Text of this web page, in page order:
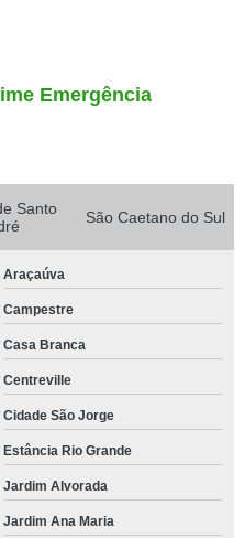
Emergência
Santo
São Caetano do Sul
Araçaúva
Campestre
Casa Branca
Centreville
Cidade São Jorge
Estância Rio Grande
Jardim Alvorada
Jardim Ana Maria